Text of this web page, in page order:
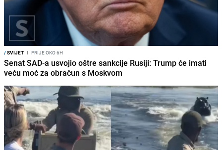
/SVIJET I PRIJE OKO 6H
Senat SAD-a usvojio oštre sankcije Rusiji: Trump će imati
veću moć za obračun s Moskvom